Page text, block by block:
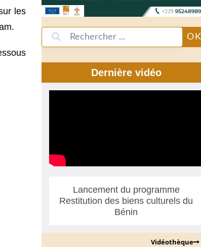
les
OK
Dernière vidéo
Lancement du programme
Restitution des biens culturels du
Bénin
Vidéothèque